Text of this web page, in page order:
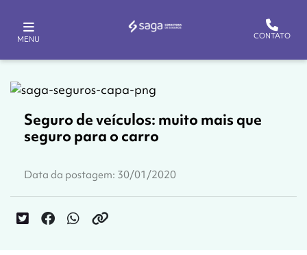
MENU CONTATO
Seguro de veículos: muito mais que
seguro para o carro
Data da postagem: 30/01/2020